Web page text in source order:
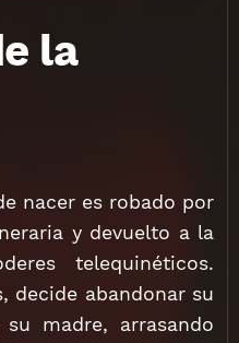
la
nacer es robado por
y devuelto a la
telequinéticos.
decide abandonar su
madre, arrasando